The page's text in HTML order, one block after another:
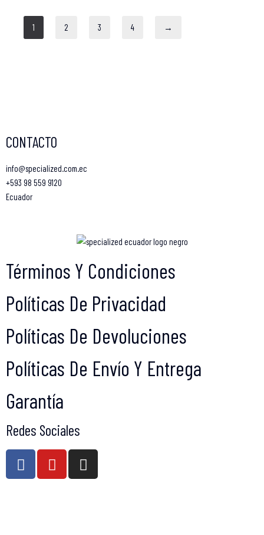
1 2 3 4 →
CONTACTO
info@specialized.com.ec
+593 98 559 9120
Ecuador
Términos Y Condiciones
Políticas De Privacidad
Políticas De Devoluciones
Políticas De Envío Y Entrega
Garantía
Redes Sociales